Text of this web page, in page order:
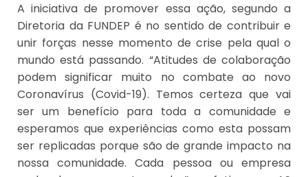
A iniciativa de promover essa ação, segundo a
Diretoria da FUNDEP é no sentido de contribuir e
unir forças nesse momento de crise pela qual o
mundo está passando. “Atitudes de colaboração
podem significar muito no combate ao novo
Coronavírus (Covid-19). Temos certeza que vai
ser um benefício para toda a comunidade e
esperamos que experiências como esta possam
ser replicadas porque são de grande impacto na
nossa comunidade. Cada pessoa ou empresa